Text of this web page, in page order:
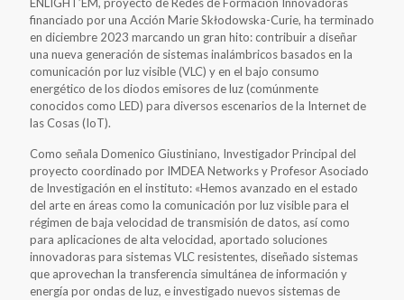
ENLIGHT’EM, proyecto de Redes de Formación Innovadoras
financiado por una Acción Marie Skłodowska-Curie, ha terminado
en diciembre 2023 marcando un gran hito: contribuir a diseñar
una nueva generación de sistemas inalámbricos basados en la
comunicación por luz visible (VLC) y en el bajo consumo
energético de los diodos emisores de luz (comúnmente
conocidos como LED) para diversos escenarios de la Internet de
las Cosas (IoT).
Como señala Domenico Giustiniano, Investigador Principal del
proyecto coordinado por IMDEA Networks y Profesor Asociado
de Investigación en el instituto: «Hemos avanzado en el estado
del arte en áreas como la comunicación por luz visible para el
régimen de baja velocidad de transmisión de datos, así como
para aplicaciones de alta velocidad, aportado soluciones
innovadoras para sistemas VLC resistentes, diseñado sistemas
que aprovechan la transferencia simultánea de información y
energía por ondas de luz, e investigado nuevos sistemas de